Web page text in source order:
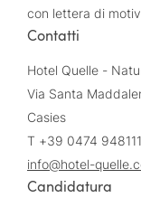
con lettera di
Contatti
Hotel Quelle -
Via Santa
Casies
T +39 0474 948111
info@hotel-quelle.
Candidatura